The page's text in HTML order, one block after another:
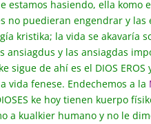
estamos hasiendo, ella
no puedieran engendrar y
kristika; la vida se akavaría
ansiagdus y las ansiagdas
sigue de ahí es el DIOS EROS
vida fenese. Endechemos a la
ke hoy tienen kuerpo
a kualkier humano y no le